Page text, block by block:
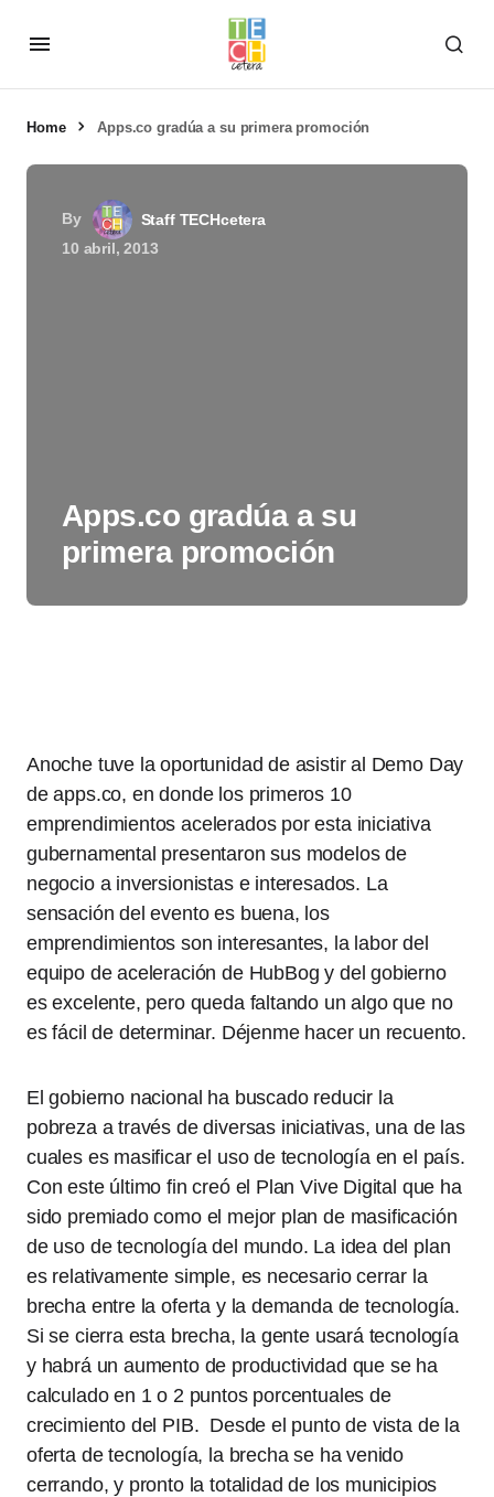
Home Apps.co gradúa a su primera promoción
By
Staff TECHcetera
10 abril, 2013
Apps.co gradúa a su
primera promoción
Anoche tuve la oportunidad de asistir al Demo Day
de apps.co, en donde los primeros 10
emprendimientos acelerados por esta iniciativa
gubernamental presentaron sus modelos de
negocio a inversionistas e interesados. La
sensación del evento es buena, los
emprendimientos son interesantes, la labor del
equipo de aceleración de HubBog y del gobierno
es excelente, pero queda faltando un algo que no
es fácil de determinar. Déjenme hacer un recuento.
El gobierno nacional ha buscado reducir la
pobreza a través de diversas iniciativas, una de las
cuales es masificar el uso de tecnología en el país.
Con este último fin creó el Plan Vive Digital que ha
sido premiado como el mejor plan de masificación
de uso de tecnología del mundo. La idea del plan
es relativamente simple, es necesario cerrar la
brecha entre la oferta y la demanda de tecnología.
Si se cierra esta brecha, la gente usará tecnología
y habrá un aumento de productividad que se ha
calculado en 1 o 2 puntos porcentuales de
crecimiento del PIB. Desde el punto de vista de la
oferta de tecnología, la brecha se ha venido
cerrando, y pronto la totalidad de los municipios